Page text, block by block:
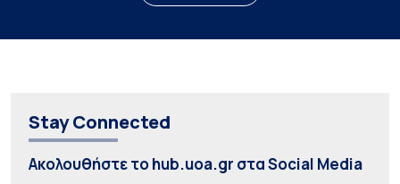
Stay Connected
Ακολουθήστε το hub.uoa.gr στα Social Media